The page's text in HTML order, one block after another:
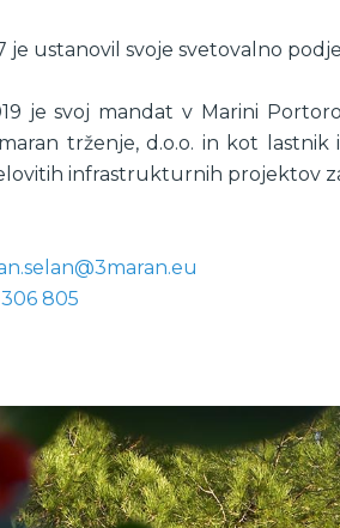
je ustanovil svoje svetovalno
je svoj mandat v Marini
trženje, d.o.o. in kot
infrastrukturnih projektov
805